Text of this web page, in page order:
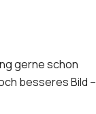
gerne schon
besseres Bild –